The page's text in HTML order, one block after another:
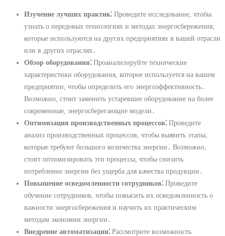
Изучение лучших практик⁚ Проведите исследование, чтобы
узнать о передовых технологиях и методах энергосбережения,
которые используются на других предприятиях в вашей отрасли
или в других отраслях․
Обзор оборудования⁚ Проанализируйте технические
характеристики оборудования, которое используется на вашем
предприятии, чтобы определить его энергоэффективность․
Возможно, стоит заменить устаревшее оборудование на более
современные, энергосберегающие модели․
Оптимизация производственных процессов⁚ Проведите
анализ производственных процессов, чтобы выявить этапы,
которые требуют большого количества энергии․ Возможно,
стоит оптимизировать эти процессы, чтобы снизить
потребление энергии без ущерба для качества продукции․
Повышение осведомленности сотрудников⁚ Проведите
обучение сотрудников, чтобы повысить их осведомленность о
важности энергосбережения и научить их практическим
методам экономии энергии․
Внедрение автоматизации⁚ Рассмотрите возможность